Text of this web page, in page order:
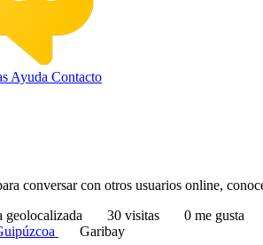
Ayuda Contacto
conversar con otros usuarios online,
geolocalizada 30 visitas
0 me gusta
Garibay